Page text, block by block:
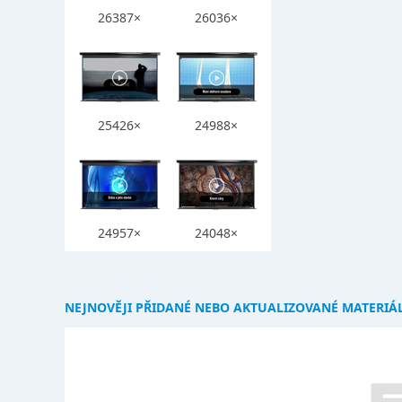
26387× 26036×
25426× 24988×
24957× 24048×
NEJNOVĚJI PŘIDANÉ NEBO AKTUALIZOVANÉ